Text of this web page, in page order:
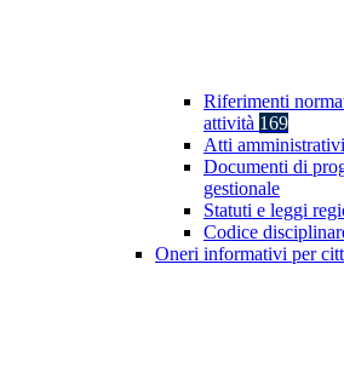
Riferimenti
attività 169
Atti
Documenti di
gestionale
Statuti e leggi
Codice
Oneri informativi per